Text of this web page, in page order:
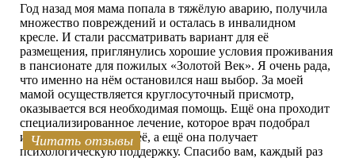
Читать отзывы
Читать отзывы
Читать отзывы
Читать отзывы
Год назад моя мама попала в тяжёлую аварию, получила
множество повреждений и осталась в инвалидном
кресле. И стали рассматривать вариант для её
размещения, приглянулись хорошие условия проживания
в пансионате для пожилых «Золотой Век». Я очень рада,
что именно на нём остановился наш выбор. За моей
мамой осуществляется круглосуточный присмотр,
оказывается вся необходимая помощь. Ещё она проходит
специализированное лечение, которое врач подобрал
индивидуально для неё, а ещё она получает
психологическую поддержку. Спасибо вам, каждый раз
Читать отзывы
Читать отзывы
Читать отзывы
Читать отзывы
Читать отзывы
Читать отзывы